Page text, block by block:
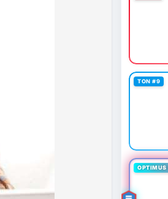
yêu cầu tạm dừng
cấp nước ngoài
rồi dừng do thiếu
tâm lý sợ hãi chiếm
tín hiệu rõ ràng hơn
tăng vị thế.
TON #9
OPTIMUS